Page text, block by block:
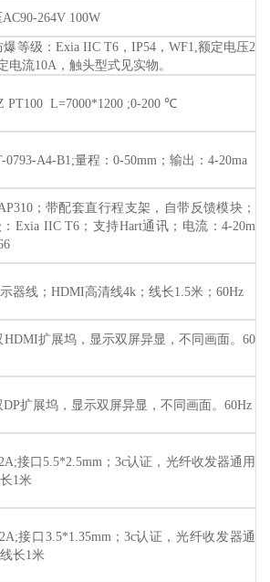
264V 100W
等级：Exia IIC T6，IP54，WF1,额定电压2
电流10A，触头型式见实物。
PT100 L=7000*1200 ;0-200 ℃
0793-A4-B1;量程：0-50mm；输出：4-20ma
；带配套直行程支架，自带反馈模块；
Exia IIC T6；支持Hart通讯；电流：4-20m
器线；HDMI高清线4k；线长1.5米；60Hz
HDMI扩展坞，显示双屏异显，不同画面。60
DP扩展坞，显示双屏异显，不同画面。60Hz
接口5.5*2.5mm；3c认证，光纤收发器通用
1米
接口3.5*1.35mm；3c认证，光纤收发器通
长1米